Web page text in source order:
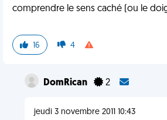
comprendre le sens caché (ou le
16 4
DomRican 2
jeudi 3 novembre 2011 10:43